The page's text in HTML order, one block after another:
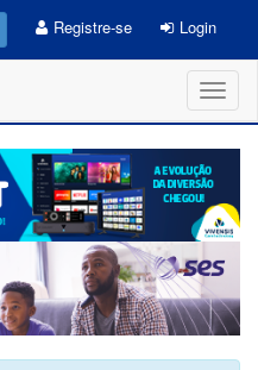
Registre-se Login